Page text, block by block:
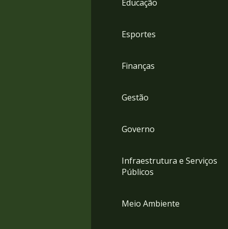
Educação
Esportes
Finanças
Gestão
Governo
Infraestrutura e Serviços
Públicos
Meio Ambiente